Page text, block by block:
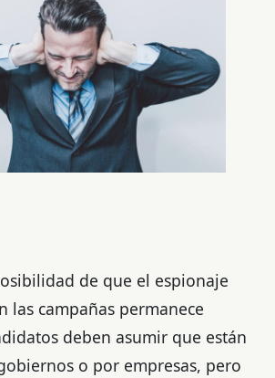
de que el espionaje
las campañas permanece
deben asumir que están
o por empresas, pero